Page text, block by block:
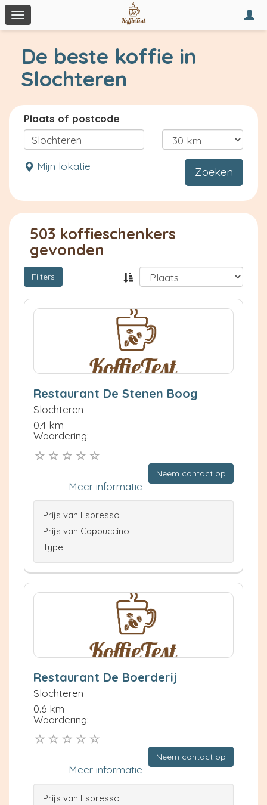
Toggle
navigation
De beste koffie in
Slochteren
Plaats of postcode
Mijn lokatie Zoeken
503 koffieschenkers
gevonden
Filters
Restaurant De Stenen Boog
Slochteren
0.4 km
Waardering:
Neem contact op
Meer informatie
Prijs van Espresso
Prijs van Cappuccino
Type
Restaurant De Boerderij
Slochteren
0.6 km
Waardering:
Neem contact op
Meer informatie
Prijs van Espresso